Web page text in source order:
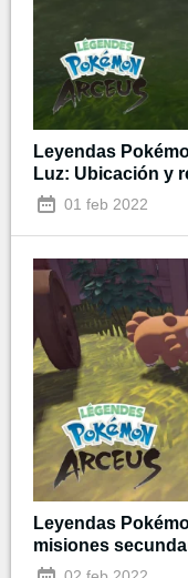
Leyendas
Luz: Ubicación y
01 feb 2022
Leyendas
misiones